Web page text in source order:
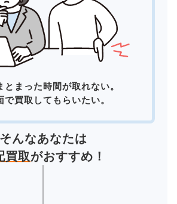
とまった時間が取れない。
で買取してもらいたい。
そんなあなたは
買取がおすすめ！